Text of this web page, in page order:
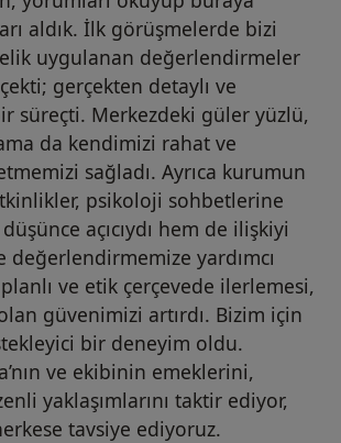
aldık. İlk görüşmelerde bizi
uygulanan değerlendirmeler
gerçekten detaylı ve
süreçti. Merkezdeki güler yüzlü,
da kendimizi rahat ve
sağladı. Ayrıca kurumun
psikoloji sohbetlerine
açıcıydı hem de ilişkiyi
değerlendirmemize yardımcı
ve etik çerçevede ilerlemesi,
güvenimizi artırdı. Bizim için
bir deneyim oldu.
ve ekibinin emeklerini,
yaklaşımlarını taktir ediyor,
tavsiye ediyoruz.